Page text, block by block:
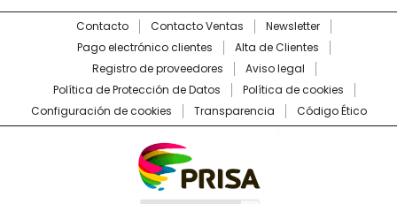
Contacto Contacto Ventas
Newsletter
Pago electrónico clientes
Alta de Clientes
Registro de proveedores
Aviso legal
Política de Protección de Datos
Política de cookies
Configuración de cookies
Transparencia Código Ético